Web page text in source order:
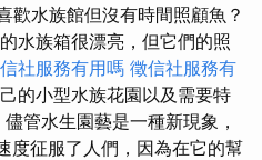
歡水族館但沒有時間照顧魚？
水族箱很漂亮，但它們的照
社服務有用嗎 徵信社服務有
的小型水族花園以及需要特
儘管水生園藝是一種新現象，
度征服了人們，因為在它的幫